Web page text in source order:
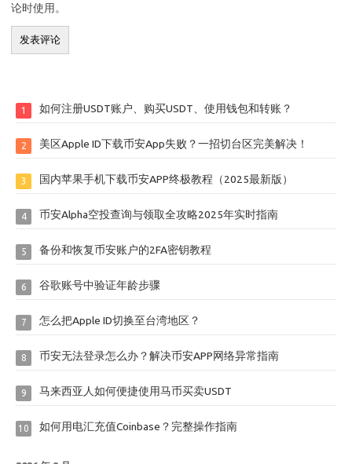
论时使用。
1 如何注册USDT账户、购买USDT、使用钱包和转账？
2 美区Apple ID下载币安App失败？一招切台区完美解决！
3 国内苹果手机下载币安APP终极教程（2025最新版）
4 币安Alpha空投查询与领取全攻略2025年实时指南
5 备份和恢复币安账户的2FA密钥教程
6 谷歌账号中验证年龄步骤
7 怎么把Apple ID切换至台湾地区？
8 币安无法登录怎么办？解决币安APP网络异常指南
9 马来西亚人如何便捷使用马币买卖USDT
10 如何用电汇充值Coinbase？完整操作指南